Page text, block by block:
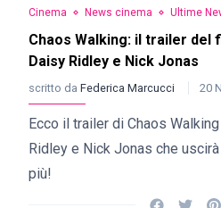
Cinema News cinema Ultime
Chaos Walking: il trailer del
Daisy Ridley e Nick Jonas
scritto da Federica Marcucci 20
Ecco il trailer di Chaos
Ridley e Nick Jonas che
più!